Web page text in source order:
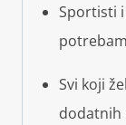
Sportisti
Svi koji
dodatnih